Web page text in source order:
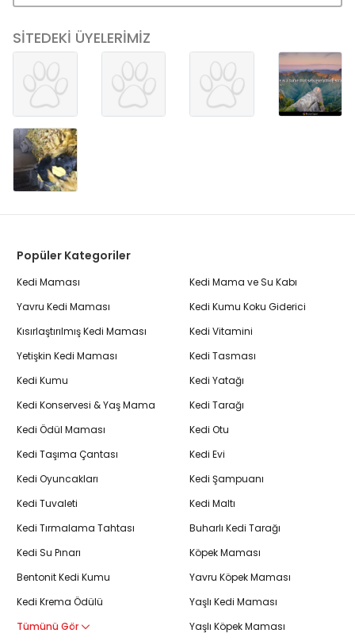
SİTEDEKİ ÜYELERİMİZ
Popüler Kategoriler
Kedi Maması
Yavru Kedi Maması
Kısırlaştırılmış Kedi Maması
Yetişkin Kedi Maması
Kedi Kumu
Kedi Konservesi & Yaş Mama
Kedi Ödül Maması
Kedi Taşıma Çantası
Kedi Oyuncakları
Kedi Tuvaleti
Kedi Tırmalama Tahtası
Kedi Su Pınarı
Bentonit Kedi Kumu
Kedi Krema Ödülü
Tümünü Gör
Kedi Mama ve Su Kabı
Kedi Kumu Koku Giderici
Kedi Vitamini
Kedi Tasması
Kedi Yatağı
Kedi Tarağı
Kedi Otu
Kedi Evi
Kedi Şampuanı
Kedi Maltı
Buharlı Kedi Tarağı
Köpek Maması
Yavru Köpek Maması
Yaşlı Kedi Maması
Yaşlı Köpek Maması